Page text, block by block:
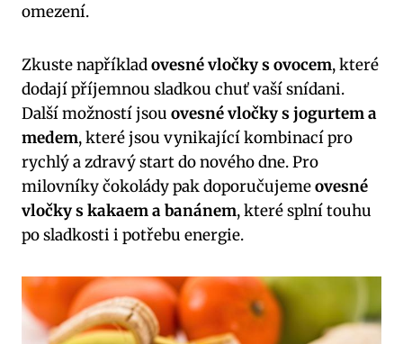
omezení.
Zkuste napříkladovesné vločky s ovocem, které
dodají příjemnou sladkou chuť vaší snídani.
Další možností jsou ovesné vločky s jogurtem a
medem, které jsou vynikající kombinací pro
rychlý a zdravý start do nového dne. Pro
milovníky čokolády pak doporučujemeovesné
vločky s kakaem a banánem, které splní touhu
po sladkosti i potřebu energie.